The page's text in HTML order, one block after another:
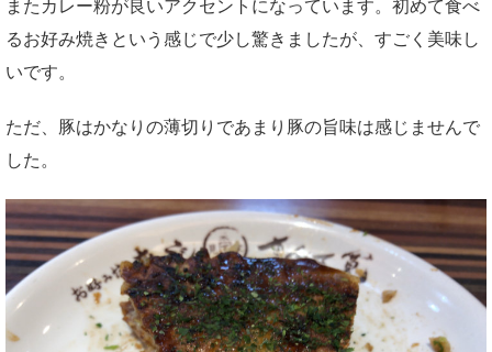
またカレー粉が良いアクセントになっています。初めて食べ
るお好み焼きという感じで少し驚きましたが、すごく美味し
いです。
ただ、豚はかなりの薄切りであまり豚の旨味は感じませんで
した。